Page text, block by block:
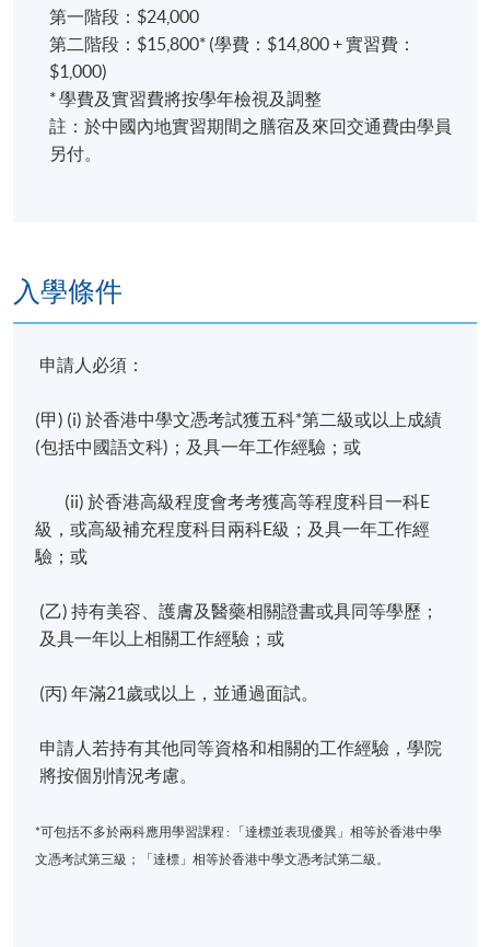
第一階段：$24,000
第二階段：$15,800* (學費：$14,800 + 實習費：
$1,000)
* 學費及實習費將按學年檢視及調整
註：於中國內地實習期間之膳宿及來回交通費由學員
另付。
入學條件
申請人必須：
(甲) (i)於香港中學文憑考試獲五科*第二級或以上成績
(包括中國語文科) ；及具一年工作經驗；或
(ii)於香港高級程度會考考獲高等程度科目一科E
級，或高級補充程度科目兩科E級 ；及具一年工作經
驗；或
(乙) 持有美容、護膚及醫藥相關證書或具同等學歷；
及具一年以上相關工作經驗；或
(丙) 年滿21歲或以上，並通過面試。
申請人若持有其他同等資格和相關的工作經驗，學院
將按個別情況考慮。
*可包括不多於兩科應用學習課程 : 「達標並表現優異」相等於香港中學
文憑考試第三級；「達標」相等於香港中學文憑考試第二級。